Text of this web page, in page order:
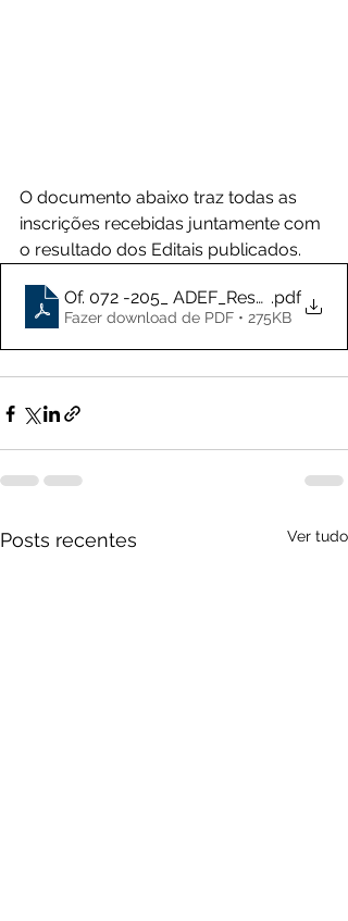
O documento abaixo traz todas as
inscrições recebidas juntamente com
o resultado dos Editais publicados.
Of. 072 -205_ ADEF_Resultado
.pdf
Fazer download de PDF • 275KB
Posts recentes Ver tudo